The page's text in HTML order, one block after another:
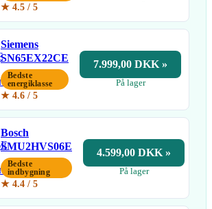
★ 4.5 / 5
Siemens
SN65EX22CE
Bedste
energiklasse
★ 4.6 / 5
7.999,00 DKK »
På lager
Bosch
SMU2HVS06E
Bedste
indbygning
★ 4.4 / 5
4.599,00 DKK »
På lager